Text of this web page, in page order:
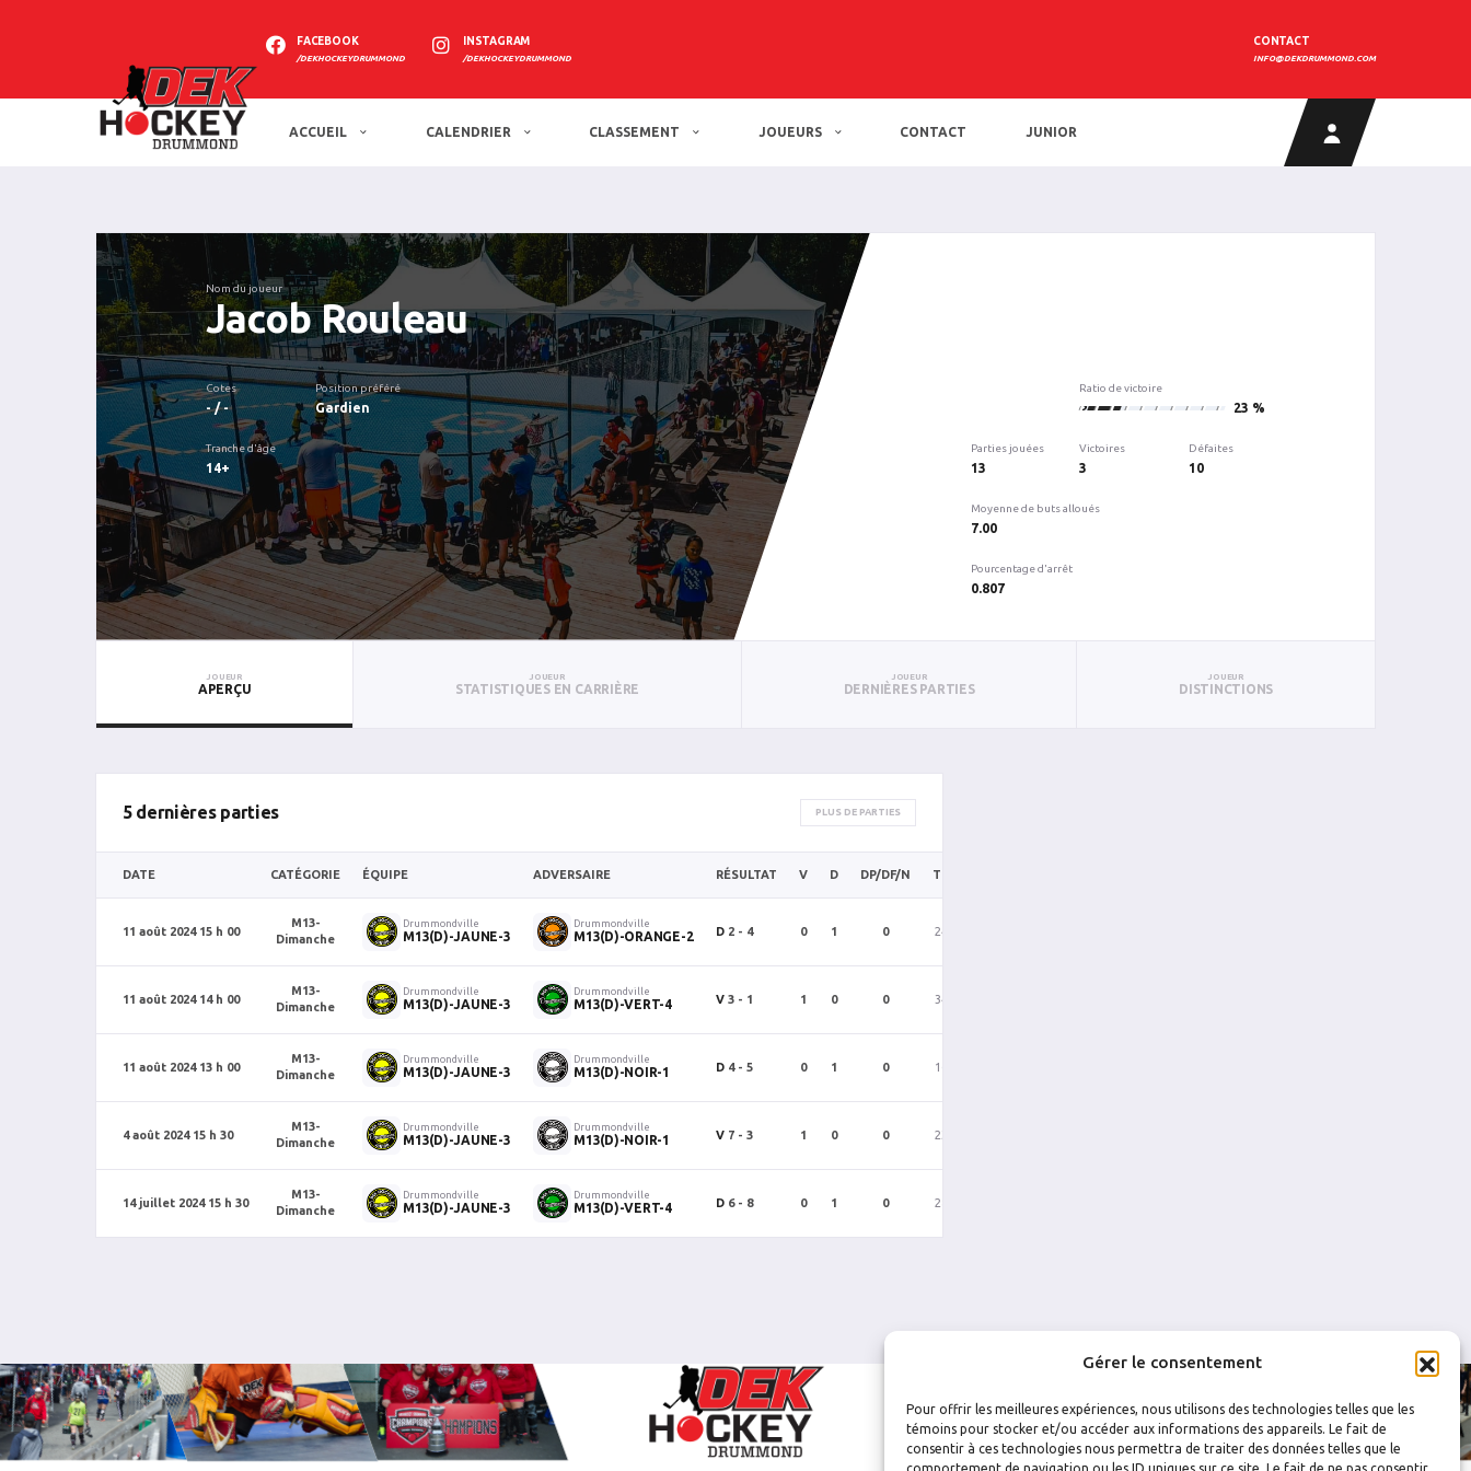
Gérer le consentement
Pour offrir les meilleures expériences, nous utilisons des technologies telles que les
témoins pour stocker et/ou accéder aux informations des appareils. Le fait de
consentir à ces technologies nous permettra de traiter des données telles que le
FACEBOOK
/DEKHOCKEYDRUMMOND
INSTAGRAM
/DEKHOCKEYDRUMMOND
CONTACT
INFO@DEKDRUMMOND.COM
ACCUEIL CALENDRIER CLASSEMENT JOUEURS CONTACT JUNIOR
Nom du joueur
Jacob Rouleau
Cotes
- / -
Position préféré
Gardien
Tranche d'âge
14+
Ratio de victoire
3 23 %
Parties jouées
13
Victoires
3
Défaites
10
Moyenne de buts alloués
7.00
Pourcentage d'arrêt
0.807
JOUEUR
APERÇU
JOUEUR
STATISTIQUES EN CARRIÈRE
JOUEUR
DERNIÈRES PARTIES
JOUEUR
DISTINCTIONS
5 dernières parties PLUS DE PARTIES
DATE CATÉGORIE ÉQUIPE ADVERSAIRE RÉSULTAT V D DP/DF/N TC
11 août 2024 15 h 00
M13-
Dimanche
Drummondville
M13(D)-JAUNE-3
Drummondville
M13(D)-ORANGE-2 D 2 - 4 0 1 0 24
11 août 2024 14 h 00
M13-
Dimanche
Drummondville
M13(D)-JAUNE-3
Drummondville
M13(D)-VERT-4 V 3 - 1 1 0 0 34
11 août 2024 13 h 00
M13-
Dimanche
Drummondville
M13(D)-JAUNE-3
Drummondville
M13(D)-NOIR-1 D 4 - 5 0 1 0 16
4 août 2024 15 h 30
M13-
Dimanche
Drummondville
M13(D)-JAUNE-3
Drummondville
M13(D)-NOIR-1 V 7 - 3 1 0 0 23
14 juillet 2024 15 h 30
M13-
Dimanche
Drummondville
M13(D)-JAUNE-3
Drummondville
M13(D)-VERT-4 D 6 - 8 0 1 0 28